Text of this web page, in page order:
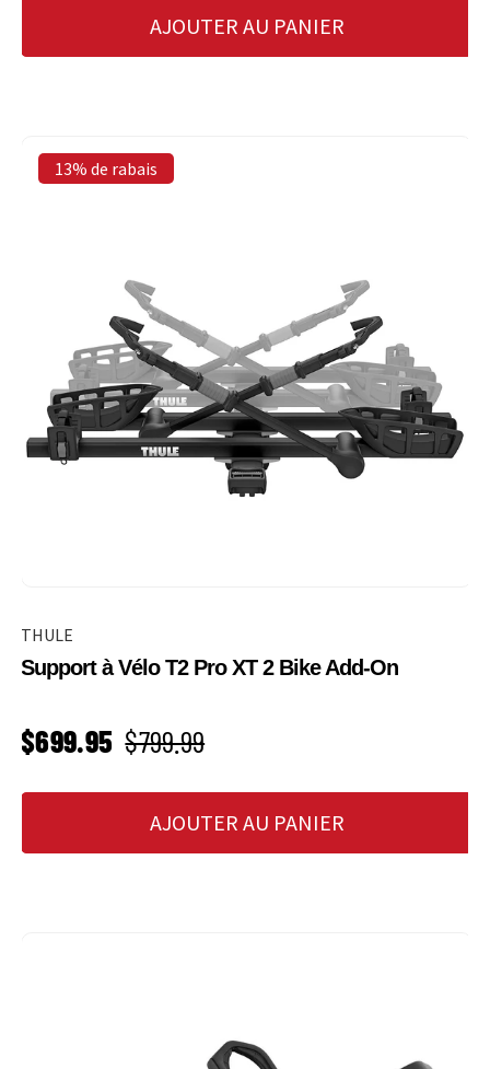
AJOUTER AU PANIER
13% de rabais
THULE
Support à Vélo T2 Pro XT 2 Bike Add-On
PRIX SOLDÉ
$699.95 Prix habituel
$799.99
AJOUTER AU PANIER